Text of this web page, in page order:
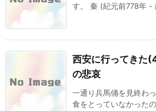
す。 秦 (紀元前778年 -
西安に行ってきた
の悲哀
一通り兵馬俑を見終わ
食をとっていなかった